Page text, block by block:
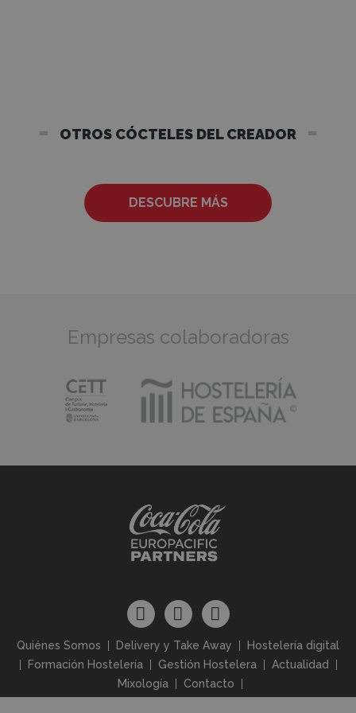
OTROS CÓCTELES DEL CREADOR
DESCUBRE MÁS
Empresas colaboradoras
Quiénes Somos Delivery y Take Away
Hostelería digital
Formación Hostelería
Gestión Hostelera
Actualidad
Mixología
Contacto